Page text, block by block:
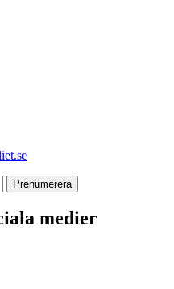
medier